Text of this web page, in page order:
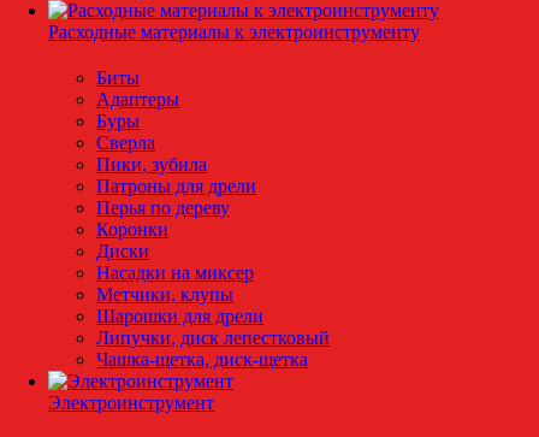
Расходные материалы к электроинструменту
Биты
Адаптеры
Буры
Сверла
Пики, зубила
Патроны для дрели
Перья по дереву
Коронки
Диски
Насадки на миксер
Метчики, клупы
Шарошки для дрели
Липучки, диск лепестковый
Чашка-щетка, диск-щетка
Электроинструмент